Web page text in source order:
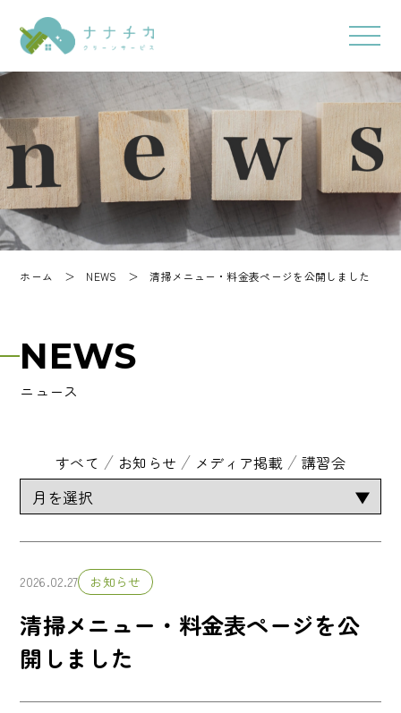
ホーム ＞ NEWS ＞清掃メニュー・料金表ページを公開しました
NEWS
ニュース
すべて お知らせ メディア掲載 講習会
2026.02.27 お知らせ
清掃メニュー・料金表ページを公
開しました